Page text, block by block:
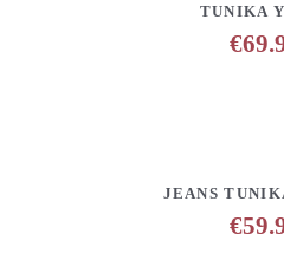
TUNIKA
€
JEANS
€